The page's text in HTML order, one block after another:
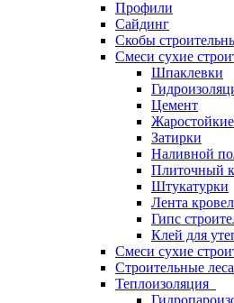
Профили
Сайдинг
Скобы
Смеси сухие
Шпаклевки
Цемент
Затирки
Наливной
Плиточный
Штукатурки
Лента
Гипс
Клей для
Смеси сухие
Строительные леса
Теплоизоляция